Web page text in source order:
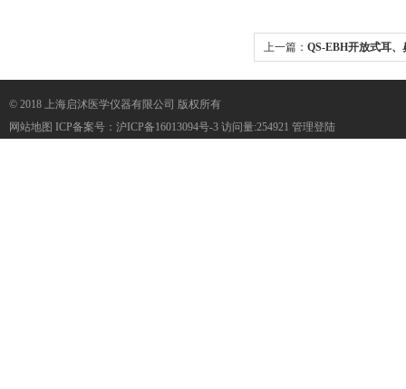
上一篇： QS-EBH开放式耳
© 2018 上海启沭医学仪器有限公司 版权所有
网站地图 ICP备案号： 沪ICP备16013094号-3 访问量:254921 管理登陆